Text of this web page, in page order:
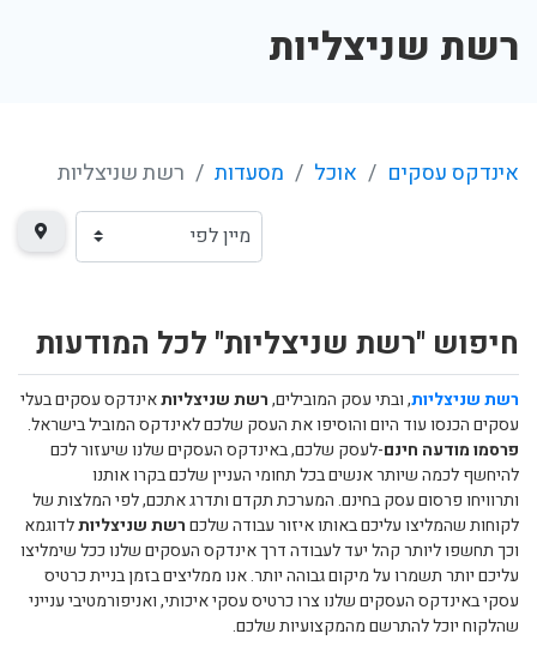
רשת שניצליות
אינדקס עסקים אוכל מסעדות רשת שניצליות
חיפוש "רשת שניצליות" לכל המודעות
רשת שניצליות, ובתי עסק המובילים,רשת שניצליותאינדקס עסקים בעלי
עסקים הכנסו עוד היום והוסיפו את העסק שלכם לאינדקס המוביל בישראל.
פרסמו מודעה חינם-לעסק שלכם, באינדקס העסקים שלנו שיעזור לכם
להיחשף לכמה שיותר אנשים בכל תחומי העניין שלכם בקרו אותנו
ותרוויחו פרסום עסק בחינם. המערכת תקדם ותדרג אתכם, לפי המלצות של
לקוחות שהמליצו עליכם באותו איזור עבודה שלכםרשת שניצליותלדוגמא
וכך תחשפו ליותר קהל יעד לעבודה דרך אינדקס העסקים שלנו ככל שימליצו
עליכם יותר תשמרו על מיקום גבוהה יותר. אנו ממליצים בזמן בניית כרטיס
עסקי באינדקס העסקים שלנו צרו כרטיס עסקי איכותי, ואניפורמטיבי ענייני
שהלקוח יוכל להתרשם מהמקצועיות שלכם.